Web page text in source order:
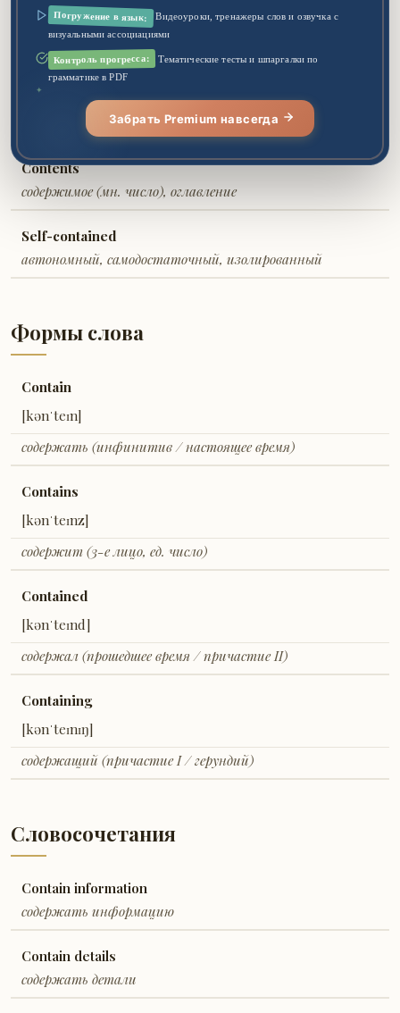
✦
Погружение в язык:
Видеоуроки, тренажеры слов и озвучка с
визуальными ассоциациями
Контроль прогресса:
Тематические тесты и шпаргалки по
грамматике в PDF
Забрать Premium навсегда
Containment
сдерживание, локализация, изоляция
содержимое, содержание, контент
Contents
содержимое (мн. число), оглавление
Self-contained
автономный, самодостаточный, изолированный
Формы слова
Contain
[kənˈteɪn]
содержать (инфинитив / настоящее время)
Contains
[kənˈteɪnz]
содержит (3-е лицо, ед. число)
Contained
[kənˈteɪnd]
содержал (прошедшее время / причастие II)
Containing
[kənˈteɪnɪŋ]
содержащий (причастие I / герундий)
Словосочетания
Contain information
содержать информацию
Contain details
содержать детали